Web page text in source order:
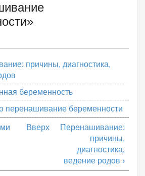
причины, диагностика,
беременность
перенашивание беременности
Вверх
Перенашивание:
причины,
диагностика,
ведение родов ›